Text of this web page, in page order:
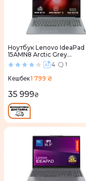
Ноутбук Lenovo IdeaPad
15AMN8 Arctic Grey
(82XQ0137RA)4 1
Кешбек1 799 ₴
35 999₴